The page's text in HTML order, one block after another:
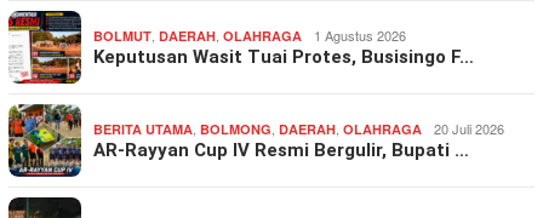
BOLMUT DAERAH OLAHRAGA 1 Agustus 2026
Keputusan Wasit Tuai Protes, Busisingo F…
BERITA UTAMA BOLMONG DAERAH OLAHRAGA 20 Juli 2026
AR-Rayyan Cup IV Resmi Bergulir, Bupati …